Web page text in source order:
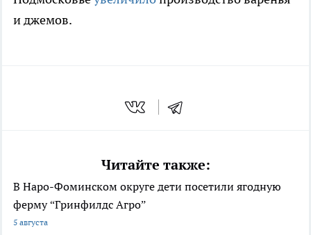
и джемов.
Читайте также:
В Наро-Фоминском округе дети посетили ягодную
ферму “Гринфилдс Агро”
5 августа